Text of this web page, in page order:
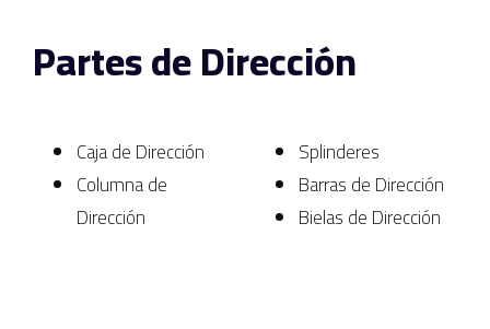
Partes de Dirección
Caja de Dirección
Columna de
Dirección
Splinderes
Barras de Dirección
Bielas de Dirección